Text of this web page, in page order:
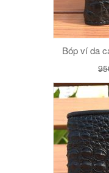
Bóp ví da